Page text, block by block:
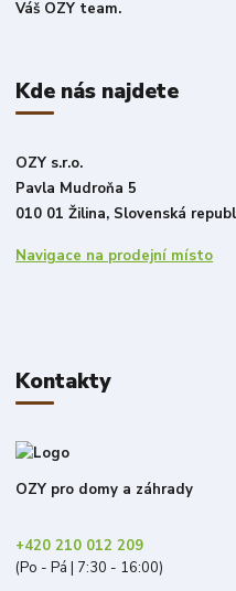
Váš OZY team.
Kde nás najdete
OZY s.r.o.
Pavla Mudroňa 5
010 01 Žilina, Slovenská
Navigace na prodejní místo
Kontakty
OZY pro domy a záhrady
+420 210 012 209
(Po - Pá | 7:30 - 16:00)